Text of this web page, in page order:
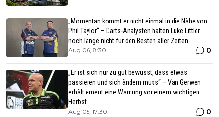
„Momentan kommt er nicht einmal in die Nähe von
Phil Taylor“ – Darts-Analysten halten Luke Littler
noch lange nicht für den Besten aller Zeiten
Aug 06, 8:30 0
„Er ist sich nur zu gut bewusst, dass etwas
passieren und sich ändern muss“ – Van Gerwen
erhält erneut eine Warnung vor einem wichtigen
Herbst
Aug 05, 17:30 0